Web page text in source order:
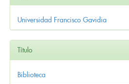
Universidad Francisco Gavidia
Título
Biblioteca